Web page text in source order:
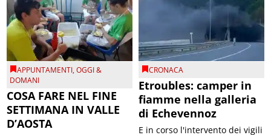
APPUNTAMENTI,OGGI &
DOMANI
COSA FARE NEL FINE
SETTIMANA IN VALLE
D’AOSTA
CRONACA
Etroubles: camper in
fiamme nella galleria
di Echevennoz
E in corso l'intervento dei vigili